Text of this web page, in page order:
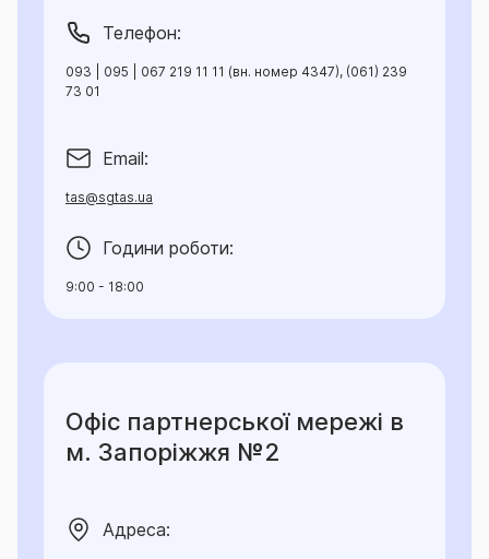
Телефон:
093 | 095 | 067 219 11 11 (вн. номер 4347), (061) 239
73 01
Email:
tas@sgtas.ua
Години роботи:
9:00 - 18:00
Офіс партнерської мережі в
м. Запоріжжя №2
Адреса: